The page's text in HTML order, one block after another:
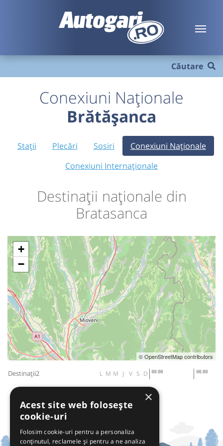
Căutare
Conexiuni Naționale
Brătășanca
Stații Plecări Sosiri
Conexiuni Naționale
Conexiuni Internaționale
Destinații naționale din
Bratasanca
+
−
© OpenStreetMap contributors
Destinații2 L M M J V S D
×
Acest site web folosește
cookie-uri
Folosim cookie-uri pentru a personaliza
conținutul, reclamele și pentru a ne analiza